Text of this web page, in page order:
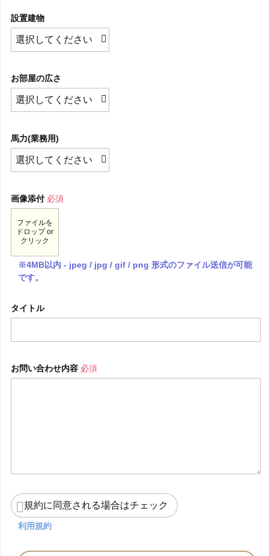
設置建物
お部屋の広さ
馬力(業務用)
画像添付 必須
ファイルを
ドロップ or
クリック
※4MB以内 - jpeg / jpg / gif / png 形式のファイル送信が可能
です。
タイトル
お問い合わせ内容 必須
規約に同意される場合はチェック
利用規約